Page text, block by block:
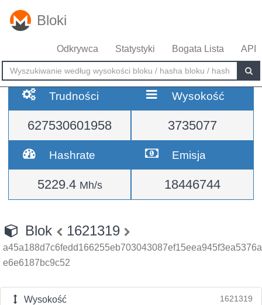
Bloki
Odkrywca Statystyki Bogata Lista API
Trudności
627530601958
Wysokość
3735077
Hashrate
5229.4 Mh/s
Emisja
18446744
Blok 1621319
a45a188d7c6fedd166255eb703043087ef15eea945f3ea5376a
e6e6187bc9c52
Wysokość 1621319